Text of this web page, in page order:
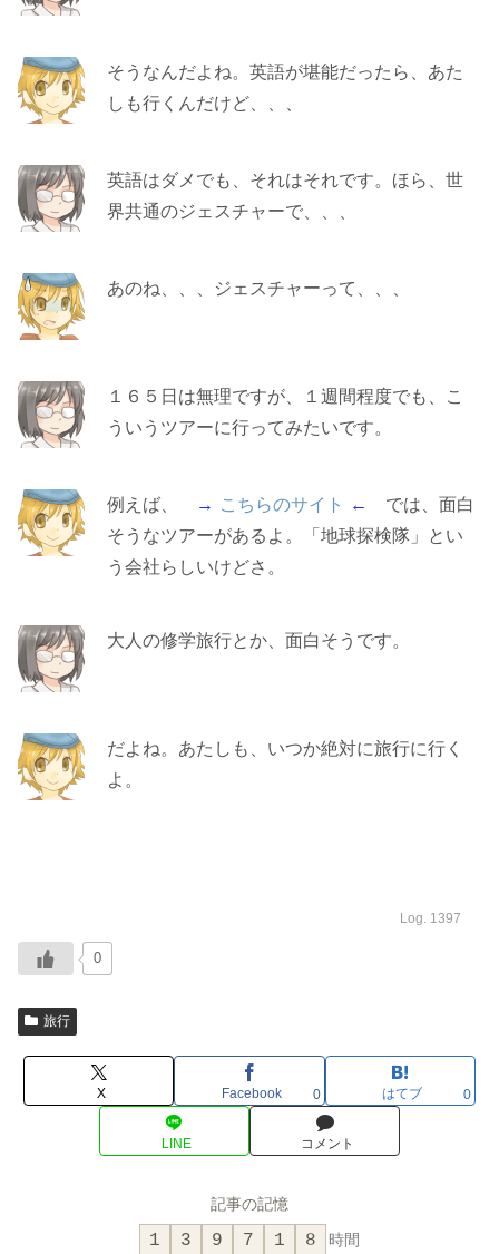
そうなんだよね。英語が堪能だったら、あた
しも行くんだけど、、、
英語はダメでも、それはそれです。ほら、世
界共通のジェスチャーで、、、
あのね、、、ジェスチャーって、、、
１６５日は無理ですが、１週間程度でも、こ
ういうツアーに行ってみたいです。
例えば、 → こちらのサイト ←
では、面白
そうなツアーがあるよ。「地球探検隊」とい
う会社らしいけどさ。
大人の修学旅行とか、面白そうです。
だよね。あたしも、いつか絶対に旅行に行く
よ。
Log. 1397
0
旅行
X Facebook 0 はてブ 0
LINE コメント
記事の記憶
1 3 9 7 1 8 時間